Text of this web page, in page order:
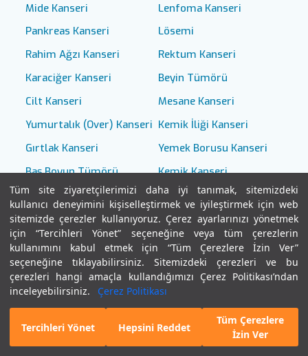
Tüm site ziyaretçilerimizi daha iyi tanımak, sitemizdeki
kullanıcı deneyimini kişiselleştirmek ve iyileştirmek için web
sitemizde çerezler kullanıyoruz. Çerez ayarlarınızı yönetmek
için “Tercihleri Yönet” seçeneğine veya tüm çerezlerin
kullanımını kabul etmek için “Tüm Çerezlere İzin Ver”
seçeneğine tıklayabilirsiniz. Sitemizdeki çerezleri ve bu
çerezleri hangi amaçla kullandığımızı Çerez Politikası’ndan
inceleyebilirsiniz.
Çerez Politikası
Tercihleri Yönet Hepsini Reddet
Tüm Çerezlere
İzin Ver
E-Randevu Hekim Bul
Mide Kanseri
Lenfoma Kanseri
Pankreas Kanseri
Lösemi
Rahim Ağzı Kanseri
Rektum Kanseri
Karaciğer Kanseri
Beyin Tümörü
Cilt Kanseri
Mesane Kanseri
Yumurtalık (Over) Kanseri Kemik İliği Kanseri
Gırtlak Kanseri
Yemek Borusu Kanseri
Baş Boyun Tümörü
Kemik Kanseri
Yumuşak Doku Kanseri
Testis Kanseri
Testler ve Hesaplamalar
Vitamin Eksikliği Testi
HIV Risk Testi
Bağırsak Mikrobiyota TestiAnksiyete Bozukluğu